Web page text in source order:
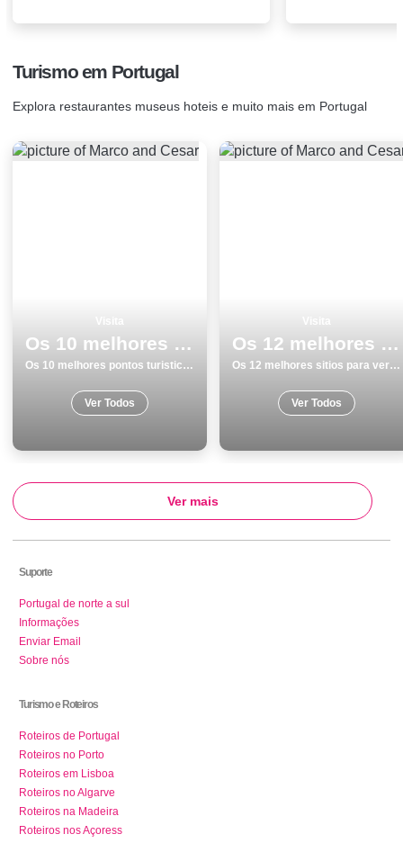
Turismo em Portugal
Explora restaurantes museus hoteis e muito mais em Portugal
Os 10 melhores pontos turisticos para visitar em Porto
Os 10 melhores pontos turisticos para visitar em Porto
Ver Todos
Os 12 melhores sitios para ver e visitar em Tavira
Os 12 melhores sitios para ver e visitar em Tavira
Ver Todos
Ver mais
Suporte
Portugal de norte a sul
Informações
Enviar Email
Sobre nós
Turismo e Roteiros
Roteiros de Portugal
Roteiros no Porto
Roteiros em Lisboa
Roteiros no Algarve
Roteiros na Madeira
Roteiros nos Açoress